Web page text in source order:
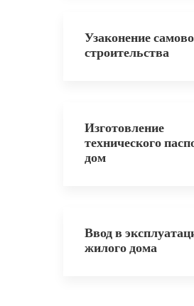
Узаконение
строительства
Изготовление
технического
дом
Ввод в
жилого дома